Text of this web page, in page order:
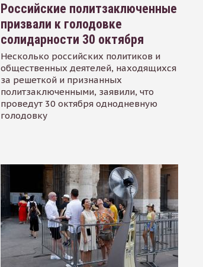
Российские политзаключенные
призвали к голодовке
солидарности 30 октября
Несколько российских политиков и
общественных деятелей, находящихся
за решеткой и признанных
политзаключенными, заявили, что
проведут 30 октября однодневную
голодовку